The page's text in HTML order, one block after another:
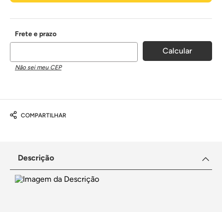
Não sei meu CEP
COMPARTILHAR
Descrição